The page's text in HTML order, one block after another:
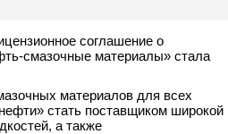
соглашение о
смазочные материалы» стала
материалов для всех
стать поставщиком широкой
а также